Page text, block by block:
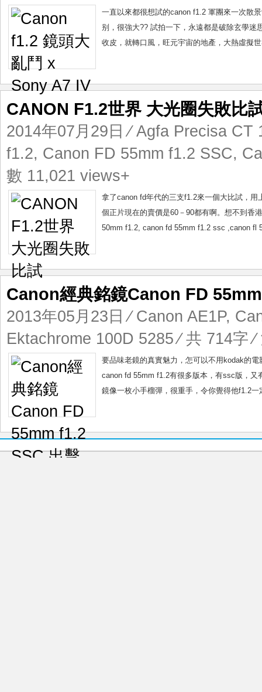
一直以來都很想試的canon f1.2 軍團來一次散
别，很強大?? 試拍一下，永遠都是破除玄學迷
收皮，就轉口風，旺元宇宙的地產，大熱虛擬
CANON F1.2世界 大光圈失敗比
2014年07月29日 ⁄Agfa Precisa CT
f1.2, Canon FD 55mm f1.2 SSC,
數 11,021 views+
拿了canon fd年代的三支f1.2來一個大比試，
個正片現在的賣價是60－90都有啊。想不到香
50mm f1.2, canon fd 55mm f1.2 ssc ,canon fl
Canon經典銘鏡Canon FD
2013年05月23日 ⁄ Canon AE1P,
Ektachrome 100D 5285⁄ 共 714字
要品味老鏡的真實魅力，怎可以不用kodak的
canon fd 55mm f1.2有很多版本，有ssc版，
鏡像一枚小手榴彈，很重手，令你覺得他f1.2